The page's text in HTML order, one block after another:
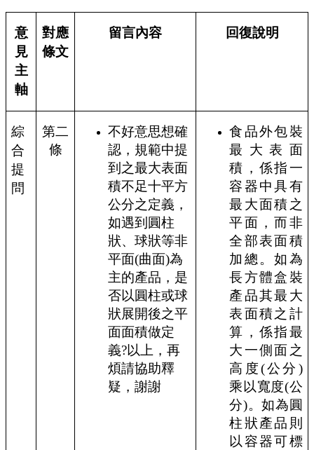
意
見
主
軸
對應
條文
留言內容 回復說明
綜
合
提
問
第二
條
不好意思想確
認，規範中提
到之最大表面
積不足十平方
公分之定義，
如遇到圓柱
狀、球狀等非
平面(曲面)為
主的產品，是
否以圓柱或球
狀展開後之平
面面積做定
義?以上，再
煩請協助釋
疑，謝謝
食品外包裝
最大表面
積，係指一
容器中具有
最大面積之
平面，而非
全部表面積
加總。如為
長方體盒裝
產品其最大
表面積之計
算，係指最
大一側面之
高度(公分 )
乘以寬度(公
分)。如為圓
柱狀產品則
以容器可標